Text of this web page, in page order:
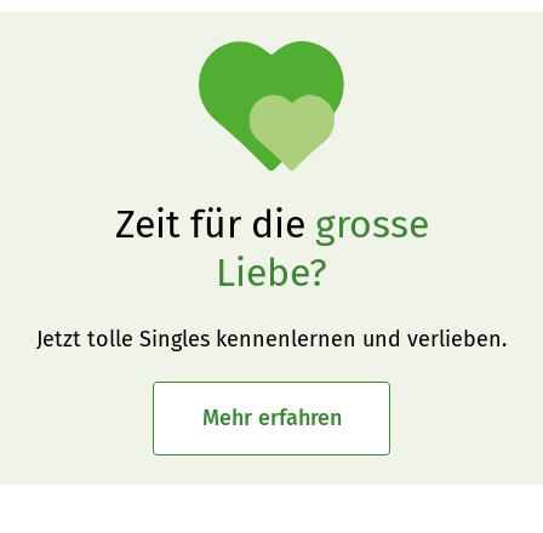
Zeit für die grosse
Liebe?
Jetzt tolle Singles kennenlernen und verlieben.
Mehr erfahren